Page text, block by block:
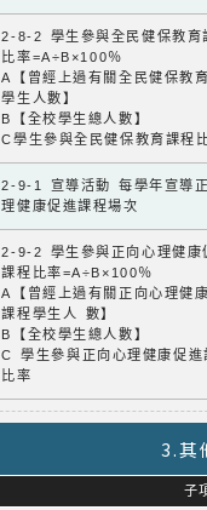
2-8-2 學生參與全民健保教育
比率=A÷B×100％
A【曾經上過有關全民健保教
學生人數】
B【全校學生總人數】
C學生參與全民健保教育課程
2-9-1 宣導活動 每學年宣導
理健康促進課程場次
2-9-2 學生參與正向心理健康
課程比率=A÷B×100％
A【曾經上過有關正向心理健
課程學生人 數】
B【全校學生總人數】
C 學生參與正向心理健康促進
比率
3.其
子